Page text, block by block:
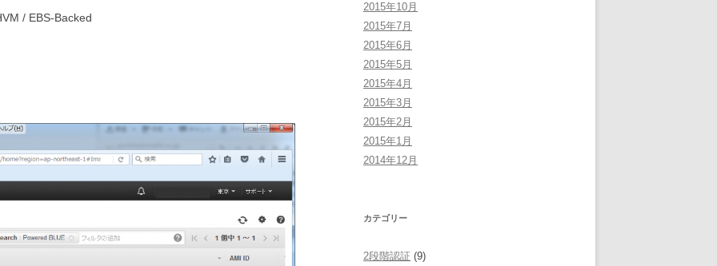
/ EBS-Backed
2015年10月
2015年7月
2015年6月
2015年5月
2015年4月
2015年3月
2015年2月
2015年1月
2014年12月
カテゴリー
2段階認証 (9)